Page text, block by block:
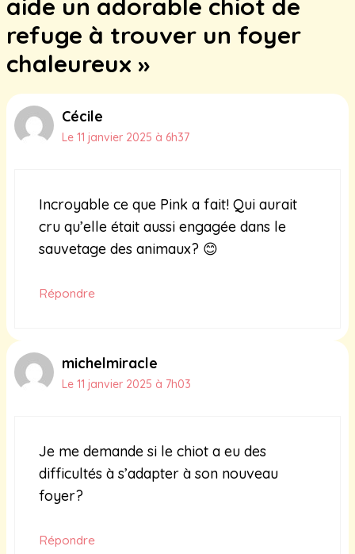
aide un adorable chiot de
refuge à trouver un foyer
chaleureux »
Cécile
Le 11 janvier 2025 à 6h37
Incroyable ce que Pink a fait! Qui aurait
cru qu’elle était aussi engagée dans le
sauvetage des animaux? 😊
Répondre
michelmiracle
Le 11 janvier 2025 à 7h03
Je me demande si le chiot a eu des
difficultés à s’adapter à son nouveau
foyer?
Répondre